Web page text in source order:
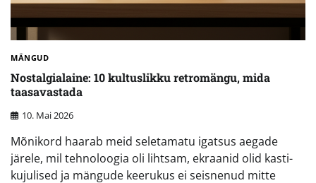
MÄNGUD
Nostalgialaine: 10 kultuslikku retromängu, mida
taasavastada
10. Mai 2026
Mõnikord haarab meid seletamatu igatsus aegade
järele, mil tehnoloogia oli lihtsam, ekraanid olid kasti-
kujulised ja mängude keerukus ei seisnenud mitte